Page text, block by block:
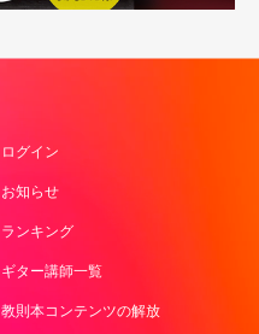
ログイン
お知らせ
ランキング
ギター講師一覧
教則本コンテンツの解放